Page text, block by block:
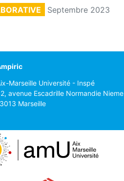
Septembre 2023
Marseille Université - Inspé
avenue Escadrille Normandie
Marseille